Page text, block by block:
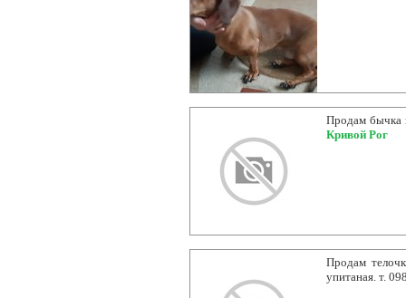
Продам бычка
Кривой Рог
Продам
упитаная. т.